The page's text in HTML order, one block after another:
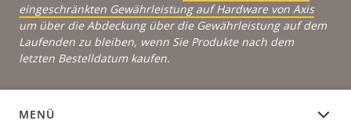
eingeschränkten Gewährleistung auf Hardware von Axis
um über die Abdeckung über die Gewährleistung auf dem
Laufenden zu bleiben, wenn Sie Produkte nach dem
letzten Bestelldatum kaufen.
MENÜ
DOKUMENTATION